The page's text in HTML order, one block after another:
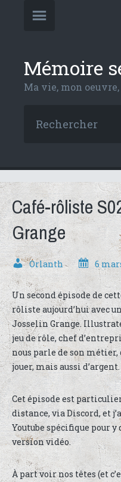
Mémoire
Ma vie, mon
Café-rôliste
Grange
Orlanth 6
Un second épisode de
rôliste aujourd’hui avec
Josselin Grange.
jeu de rôle, chef
nous parle de son métier,
jouer, mais aussi d’argent.
Cet épisode est
distance, via Discord, et
Youtube spécifique pour
version vidéo.
À part voir nos têtes (et